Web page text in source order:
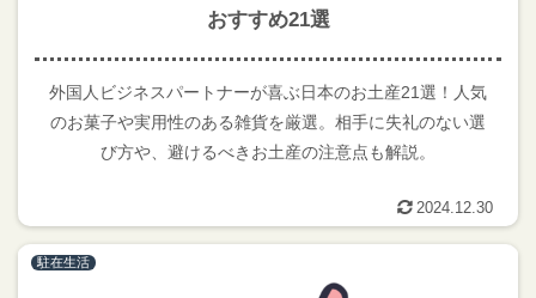
おすすめ21選
外国人ビジネスパートナーが喜ぶ日本のお土産21選！人気
のお菓子や実用性のある雑貨を厳選。相手に失礼のない選
び方や、避けるべきお土産の注意点も解説。
2024.12.30
駐在生活